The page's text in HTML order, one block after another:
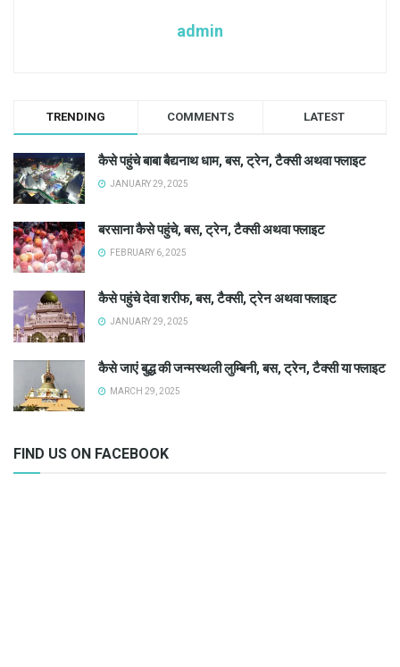
admin
TRENDING COMMENTS LATEST
कैसे पहुंचे बाबा बैद्यनाथ धाम, बस, ट्रेन, टैक्सी अथवा फ्लाइट
JANUARY 29, 2025
बरसाना कैसे पहुंचे, बस, ट्रेन, टैक्सी अथवा फ्लाइट
FEBRUARY 6, 2025
कैसे पहुंचे देवा शरीफ, बस, टैक्सी, ट्रेन अथवा फ्लाइट
JANUARY 29, 2025
कैसे जाएं बुद्ध की जन्मस्थली लुम्बिनी, बस, ट्रेन, टैक्सी या फ्लाइट
MARCH 29, 2025
FIND US ON FACEBOOK